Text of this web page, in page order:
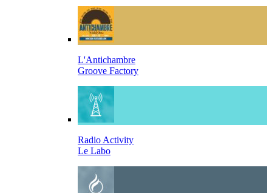
L'Antichambre
Groove Factory
Radio Activity
Le Labo